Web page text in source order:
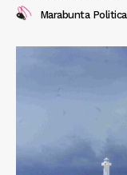
Marabunta Politica